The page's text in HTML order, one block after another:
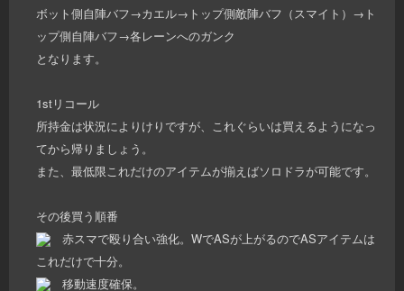
ボット側自陣バフ→カエル→トップ側敵陣バフ（スマイト）→ト
ップ側自陣バフ→各レーンへのガンク
となります。
1stリコール
所持金は状況によりけりですが、これぐらいは買えるようになっ
てから帰りましょう。
また、最低限これだけのアイテムが揃えばソロドラが可能です。
その後買う順番
赤スマで殴り合い強化。WでASが上がるのでASアイテムは
これだけで十分。
移動速度確保。